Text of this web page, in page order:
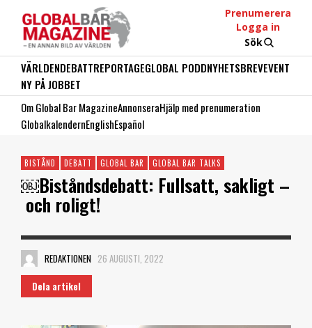
Prenumerera
Logga in
Sök
VÄRLDENDEBATTREPORTAGEGLOBAL PODDNYHETSBREVEVENT
NY PÅ JOBBET
Om Global Bar MagazineAnnonseraHjälp med prenumeration
GlobalkalendernEnglishEspañol
BISTÅND DEBATT GLOBAL BAR GLOBAL BAR TALKS
￼Biståndsdebatt: Fullsatt, sakligt –
och roligt!
REDAKTIONEN 26 AUGUSTI, 2022
Dela artikel